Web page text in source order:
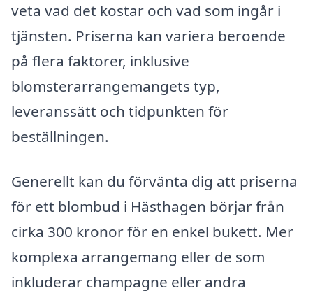
veta vad det kostar och vad som ingår i
tjänsten. Priserna kan variera beroende
på flera faktorer, inklusive
blomsterarrangemangets typ,
leveranssätt och tidpunkten för
beställningen.
Generellt kan du förvänta dig att priserna
för ett blombud i Hästhagen börjar från
cirka 300 kronor för en enkel bukett. Mer
komplexa arrangemang eller de som
inkluderar champagne eller andra